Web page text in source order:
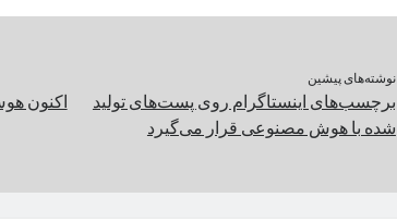
نوشته‌های پیشین
برچسب‌های اینستاگرام روی پست‌های تولید
شده با هوش مصنوعی قرار می‌گیرد
اکنون